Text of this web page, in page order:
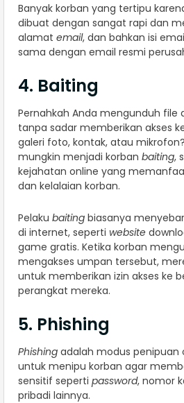
Banyak korban yang tertipu
dibuat dengan sangat rapi dan
alamat email, dan bahkan isi
sama dengan email resmi
4. Baiting
Pernahkah Anda mengunduh file
tanpa sadar memberikan akses
galeri foto, kontak, atau
mungkin menjadi korban baiting,
kejahatan online yang
dan kelalaian korban.
Pelaku baiting biasanya
di internet, seperti website
game gratis. Ketika korban
mengakses umpan tersebut,
untuk memberikan izin akses ke
perangkat mereka.
5. Phishing
Phishing adalah modus penipuan
untuk menipu korban agar
sensitif seperti password, nomor
pribadi lainnya.